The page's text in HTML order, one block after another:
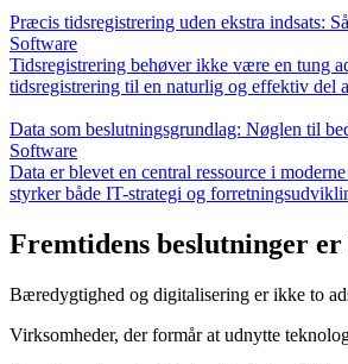
Præcis tidsregistrering uden ekstra indsats:
Software
Tidsregistrering behøver ikke være en tung
tidsregistrering til en naturlig og effektiv del
Data som beslutningsgrundlag: Nøglen til
Software
Data er blevet en central ressource i
styrker både IT-strategi og
Fremtidens beslutninger
Bæredygtighed og digitalisering er ikke to
Virksomheder, der formår at udnytte